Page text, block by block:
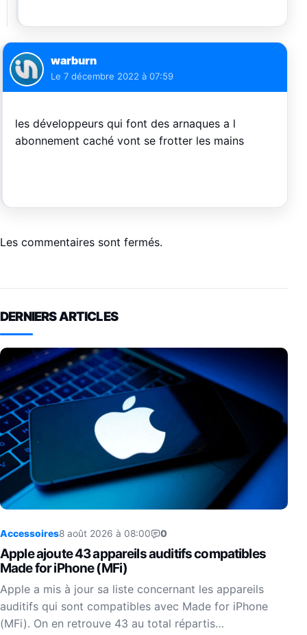
warburn
Le 7 décembre 2022 à 07:59
les développeurs qui font des arnaques a l
abonnement caché vont se frotter les mains
Les commentaires sont fermés.
DERNIERS ARTICLES
Accessoires8 août 2026 à 08:00 0
Apple ajoute 43 appareils auditifs compatibles
Made for iPhone (MFi)
Apple a mis à jour sa liste concernant les appareils
auditifs qui sont compatibles avec Made for iPhone
(MFi). On en retrouve 43 au total répartis…